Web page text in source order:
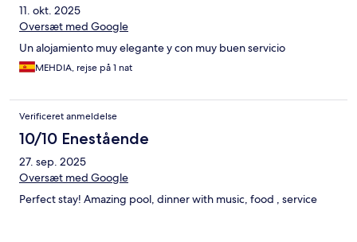
11. okt. 2025
Oversæt med Google
Un alojamiento muy elegante y con muy buen servicio
MEHDIA, rejse på 1 nat
Verificeret anmeldelse
10/10 Enestående
27. sep. 2025
Oversæt med Google
Perfect stay! Amazing pool, dinner with music, food , service